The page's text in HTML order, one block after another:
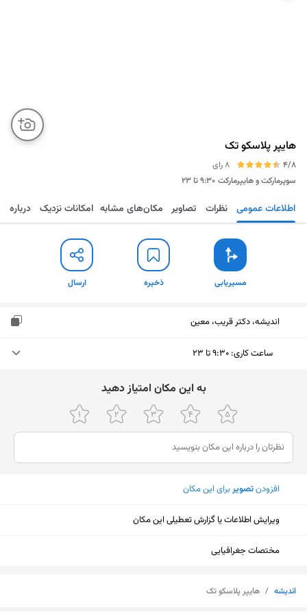
هایپر پلاسکو تک
4/8
8 رای
سوپرمارکت و هایپرمارکت ۹:۳۰ تا ۲۳
مسیریابی ذخیره ارسال اطلاعات عمومی نظرات تصاویر مکان‌های مشابه امکانات نزدیک درباره
مسیریابی ذخیره ارسال
اندیشه، دکتر قریب، معین
ساعت کاری: ۹:۳۰ تا ۲۳
سه‌شنبه
۹:۳۰ تا ۲۳
چهارشنبه
۹:۳۰ تا ۲۳
پنجشنبه
جمعه
شنبه
ﺑﻪ اﯾﻦ ﻣﮑﺎن اﻣﺘﯿﺎز دﻫﯿﺪ
افزودنتصویربرای این مکان
ویرایش اطلاعات یا گزارش تعطیلی این مکان
مختصات جغرافیایی
اندیشه / هایپر پلاسکو تک